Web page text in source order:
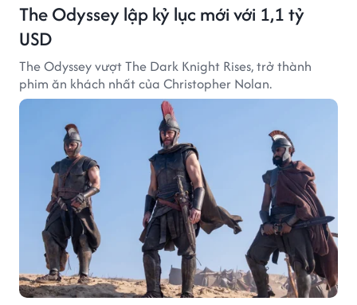
The Odyssey lập kỷ lục mới với 1,1 tỷ
USD
The Odyssey vượt The Dark Knight Rises, trở thành
phim ăn khách nhất của Christopher Nolan.